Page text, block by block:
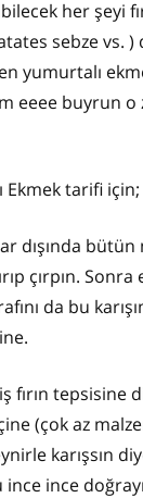
her şeyi
sebze vs. )
yumurtalı
eeee buyrun o
Ekmek tarifi için;
dışında
çırpın. Sonra
da bu
fırın tepsisine
(çok az
karışsın
ince